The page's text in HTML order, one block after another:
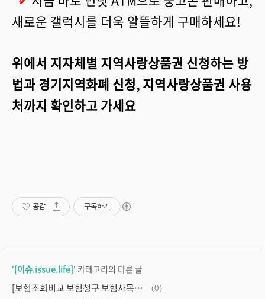
새로운 갤럭시를 더욱 알뜰하게 구매하세요!
위에서 지자체별 지역사랑상품권 신청하는 방
법과 경기지역화폐 신청, 지역사랑상품권 사용
처까지 확인하고 가세요
공감 구독하기
'[이슈.issue.life]' 카테고리의 다른 글
[보험조회비교 보험청구 보험사목록조회 방법안내] (0)